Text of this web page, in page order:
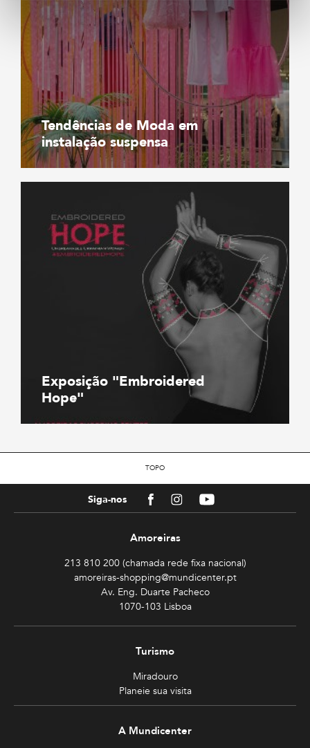
Tendências de Moda em
instalação suspensa
Exposição "Embroidered
Hope"
TOPO
Siga-nos FacebookInstagramYoutube
Amoreiras
213 810 200 (chamada rede fixa nacional)
amoreiras-shopping@mundicenter.pt
Av. Eng. Duarte Pacheco
1070-103 Lisboa
Turismo
Miradouro
Planeie sua visita
A Mundicenter